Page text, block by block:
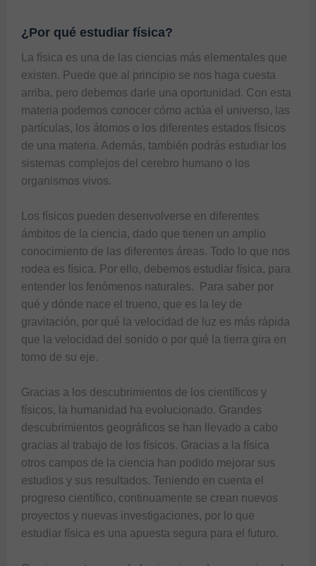
¿Por qué estudiar física?
La física es una de las ciencias más elementales que
existen. Puede que al principio se nos haga cuesta
arriba, pero debemos darle una oportunidad. Con esta
materia podemos conocer cómo actúa el universo, las
partículas, los átomos o los diferentes estados físicos
de una materia. Además, también podrás estudiar los
sistemas complejos del cerebro humano o los
organismos vivos.
Los físicos pueden desenvolverse en diferentes
ámbitos de la ciencia, dado que tienen un amplio
conocimiento de las diferentes áreas. Todo lo que nos
rodea es física. Por ello, debemos estudiar física, para
entender los fenómenos naturales.  Para saber por
qué y dónde nace el trueno, que es la ley de
gravitación, por qué la velocidad de luz es más rápida
que la velocidad del sonido o por qué la tierra gira en
torno de su eje.
Gracias a los descubrimientos de los científicos y
físicos, la humanidad ha evolucionado. Grandes
descubrimientos geográficos se han llevado a cabo
gracias al trabajo de los físicos. Gracias a la física
otros campos de la ciencia han podido mejorar sus
estudios y sus resultados. Teniendo en cuenta el
progreso científico, continuamente se crean nuevos
proyectos y nuevas investigaciones, por lo que
estudiar física es una apuesta segura para el futuro.